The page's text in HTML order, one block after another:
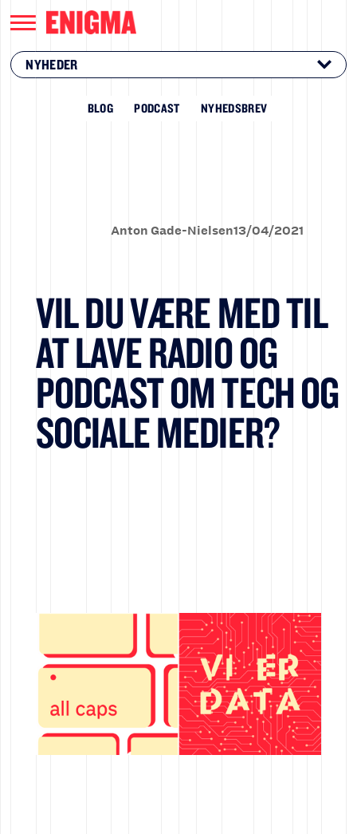
NYHEDER
BLOG PODCAST NYHEDSBREV
Anton Gade-Nielsen13/04/2021
VIL DU VÆRE MED TIL
AT LAVE RADIO OG
PODCAST OM TECH OG
SOCIALE MEDIER?